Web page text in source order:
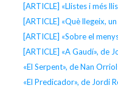
[ARTICLE] «Llistes i més
[ARTICLE] «Què llegeix,
[ARTICLE] «Sobre el
[ARTICLE] «A Gaudí», de
«El Serpent», de Nan
«El Predicador», de Jordi